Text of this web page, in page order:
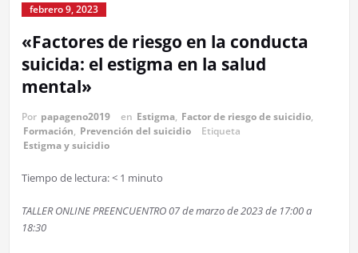
febrero 9, 2023
«Factores de riesgo en la conducta
suicida: el estigma en la salud
mental»
Por papageno2019 en Estigma, Factor de riesgo de suicidio,
Formación, Prevención del suicidio
Etiqueta
Estigma y suicidio
Tiempo de lectura:< 1 minuto
TALLER ONLINE PREENCUENTRO 07 de marzo de 2023 de 17:00 a
18:30